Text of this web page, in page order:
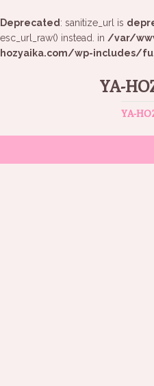
Deprecated : sanitize_url is
esc_url_raw() instead. in /var/
hozyaika.com/wp-includes/
YA-
YA-